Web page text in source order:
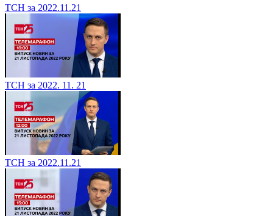
ТСН за 2022.11.21
ТСН за 2022. 11. 21
ТСН за 2022.11.21